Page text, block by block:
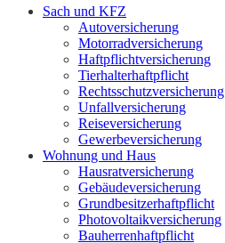
Sach und KFZ
Autoversicherung
Motorradversicherung
Haftpflichtversicherung
Tierhalterhaftpflicht
Rechtsschutzversicherung
Unfallversicherung
Reiseversicherung
Gewerbeversicherung
Wohnung und Haus
Hausratversicherung
Gebäudeversicherung
Grundbesitzerhaftpflicht
Photovoltaikversicherung
Bauherrenhaftpflicht